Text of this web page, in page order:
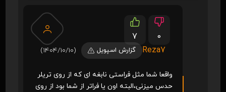
7
0
Reza7
گزارش اسپویل (1404/10/10)
واقعا شما مثل فراستی نابغه ای که از روی تریلر
حدس میزنی،البته اون یا فراتر از شما بود از روی